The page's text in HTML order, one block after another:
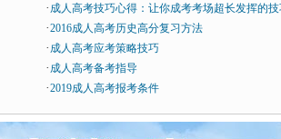
· 成人高考技巧心得：让你成考考场超长发挥的
·2016成人高考历史高分复习方法
· 成人高考应考策略技巧
· 成人高考备考指导
·2019成人高考报考条件